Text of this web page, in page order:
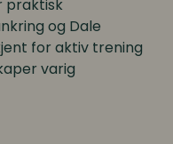
praktisk
og Dale
for aktiv trening
varig